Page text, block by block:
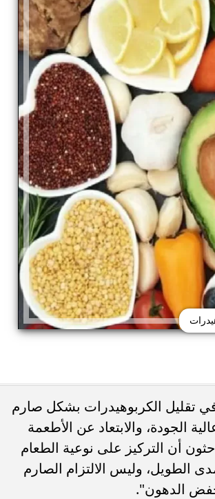
تقليل الكربوهيدرات بشكل صارم
الجودة، والابتعاد عن الأطعمة
أن التركيز على نوعية الطعام
الطويل، وليس الالتزام الصارم
الدهون".
طريقة عمل الملبن بعين الجمل في البيت..
حلوى المولد النبوي بطعم المحلات...